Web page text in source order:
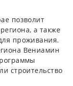
позволит
а также
проживания.
Вениамин
строительство